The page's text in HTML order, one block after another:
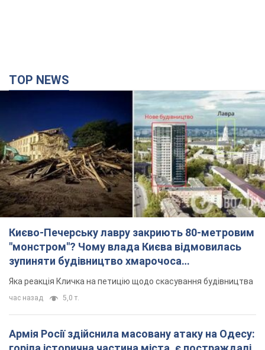
TOP NEWS
Києво-Печерську лавру закриють 80-метровим
"монстром"? Чому влада Києва відмовилась
зупиняти будівництво хмарочоса
"московського вірянина"
Яка реакція Кличка на петицію щодо скасування будівництва
час назад 5,0 т.
Армія Росії здійснила масовану атаку на Одесу: